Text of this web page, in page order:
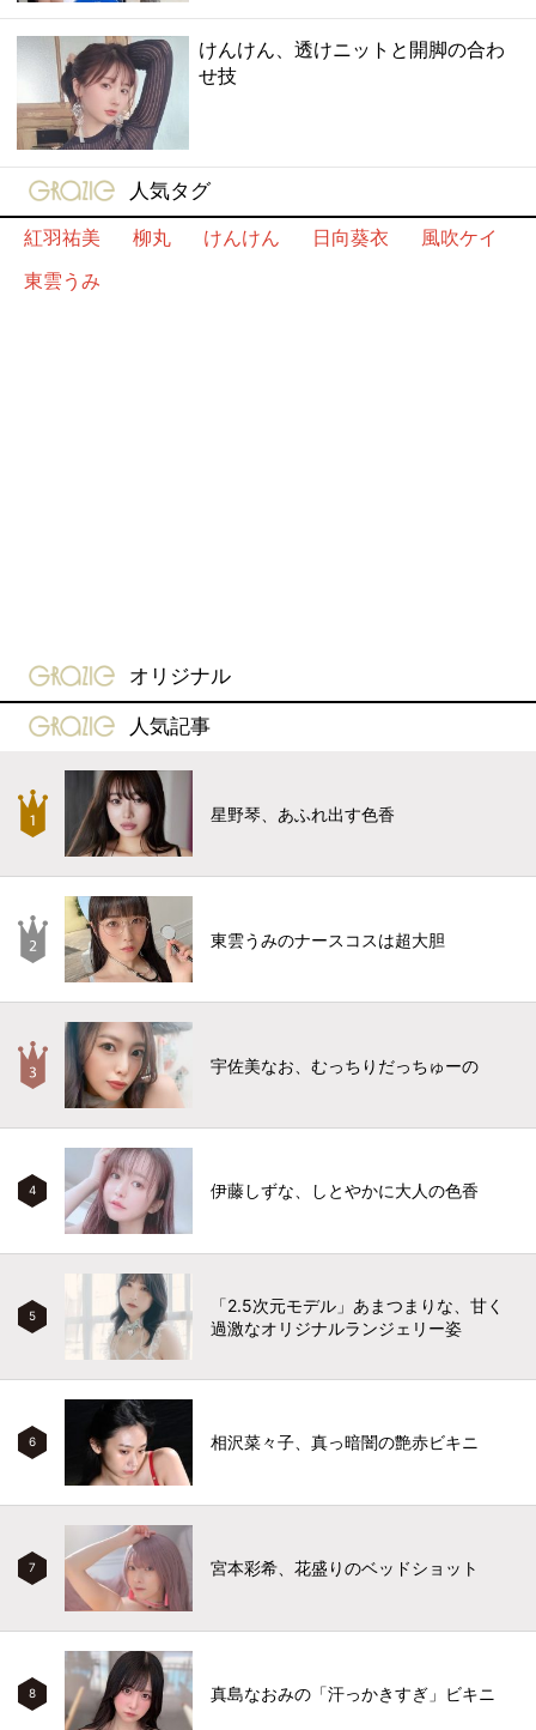
けんけん、透けニットと開脚の合わ
せ技
gravure-grazie
人気タグ
紅羽祐美
柳丸 けんけん 日向葵衣
風吹ケイ
東雲うみ
gravure-grazie
オリジナル
gravure-grazie
人気記事
星野琴、あふれ出す色香
東雲うみのナースコスは超大胆
宇佐美なお、むっちりだっちゅーの
4 伊藤しずな、しとやかに大人の色香
5
「2.5次元モデル」あまつまりな、甘く
過激なオリジナルランジェリー姿
6 相沢菜々子、真っ暗闇の艶赤ビキニ
7 宮本彩希、花盛りのベッドショット
8 真島なおみの「汗っかきすぎ」ビキニ